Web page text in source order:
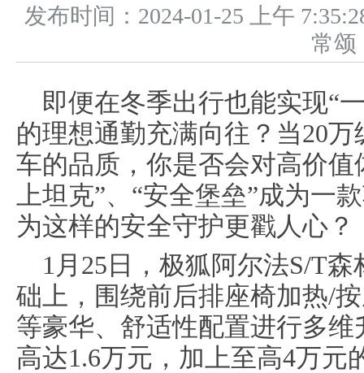
发布时间：2024-01-25 上午
常
即便在冬季出行也能实现“
的理想通勤充满向往？当20
车的品质，你是否会对高价
上坦克”、“安全堡垒”成为一
为这样的安全守护更戳人心？
1月25日，极狐阿尔法S/T
础上，围绕前后排座椅加热/
等豪华、舒适性配置进行多
高达1.6万元，加上至高4万元